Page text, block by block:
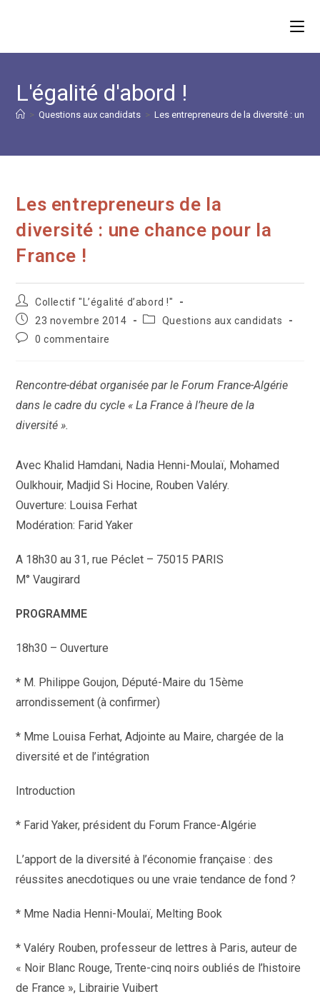
L'égalité d'abord !
> Questions aux candidats > Les entrepreneurs de la diversité : une
Les entrepreneurs de la
diversité : une chance pour la
France !
Auteur/autrice
de
la
publication :
Collectif "L’égalité d’abord !"
Publication
publiée :
23 novembre 2014
PostQuestions aux candidats
Commentaires
0 commentaire
Rencontre-débat organisée par le Forum France-Algérie
dans le cadre du cycle « La France à l’heure de la
diversité ».
Avec Khalid Hamdani, Nadia Henni-Moulaï, Mohamed
Oulkhouir, Madjid Si Hocine, Rouben Valéry.
Ouverture: Louisa Ferhat
Modération: Farid Yaker
A 18h30 au 31, rue Péclet – 75015 PARIS
M° Vaugirard
PROGRAMME
18h30 – Ouverture
* M. Philippe Goujon, Député-Maire du 15ème
arrondissement (à confirmer)
* Mme Louisa Ferhat, Adjointe au Maire, chargée de la
diversité et de l’intégration
Introduction
* Farid Yaker, président du Forum France-Algérie
L’apport de la diversité à l’économie française : des
réussites anecdotiques ou une vraie tendance de fond ?
* Mme Nadia Henni-Moulaï, Melting Book
* Valéry Rouben, professeur de lettres à Paris, auteur de
« Noir Blanc Rouge, Trente-cinq noirs oubliés de l’histoire
de France », Librairie Vuibert